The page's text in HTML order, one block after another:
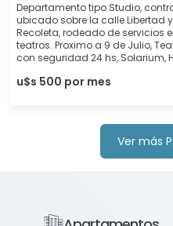
Departamento tipo Studio,
ubicado sobre la calle Libertad
Recoleta, rodeado de servicios
teatros. Proximo a 9 de Julio,
con seguridad 24 hs, Solarium,
u$s 500 por mes
Ver más